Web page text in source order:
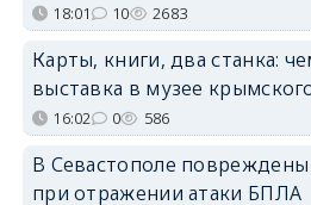
18:01 10 2683
Карты, книги, два станка:
выставка в музее
16:02 0 586
В Севастополе
при отражении атаки БПЛА